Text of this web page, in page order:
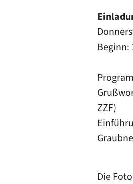
Beginn:
ZZF)
Die